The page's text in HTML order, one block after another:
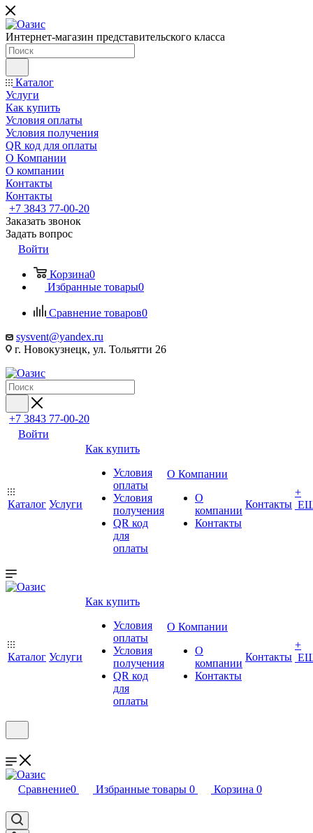
Интернет-магазин представительского класса
Каталог
Услуги
Как купить
Условия оплаты
Условия получения
QR код для оплаты
О Компании
О компании
Контакты
Контакты
+7 3843 77-00-20
Заказать звонок
Задать вопрос
Войти
Корзина0
Избранные товары0
Сравнение товаров0
sysvent@yandex.ru
г. Новокузнецк, ул. Тольятти 26
+7 3843 77-00-20
Войти
Каталог Услуги
Как купить
Условия
оплаты
Условия
получения
QR код
для
оплаты
О Компании
О
компании
Контакты
Контакты
+
Каталог Услуги
Как купить
Условия
оплаты
Условия
получения
QR код
для
оплаты
О Компании
О
компании
Контакты
Контакты
+
Сравнение0 Избранные товары 0 Корзина 0